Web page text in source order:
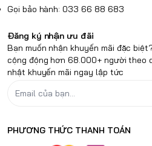
Gọi bảo hành: 033 66 88 683
Đăng ký nhận ưu đãi
Bạn muốn nhận khuyến mãi đặc
cộng động hơn 68.000+ người theo
nhật khuyến mãi ngay lập tức
PHƯƠNG THỨC THANH TOÁN